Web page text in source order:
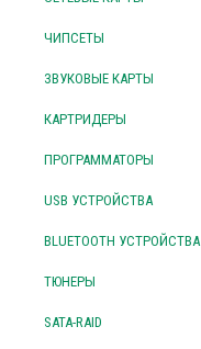
ЧИПСЕТЫ
ЗВУКОВЫЕ КАРТЫ
КАРТРИДЕРЫ
ПРОГРАММАТОРЫ
USB УСТРОЙСТВА
BLUETOOTH УСТРОЙСТВА
ТЮНЕРЫ
SATA-RAID